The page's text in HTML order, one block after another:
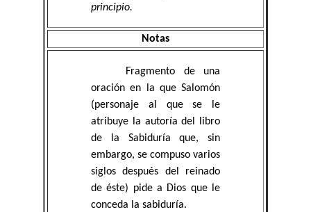
principio.
Notas
Fragmento de una
oración en la que Salomón
(personaje al que se le
atribuye la autoría del libro
de la Sabiduría que, sin
embargo, se compuso varios
siglos después del reinado
de éste) pide a Dios que le
conceda la sabiduría.